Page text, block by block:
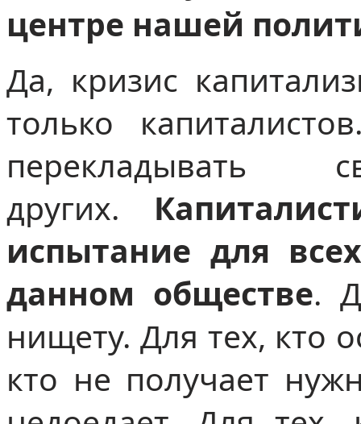
центре нашей
Да, кризис
только
других.
испытание для
данном обществе.
нищету. Для тех, кто
кто не получает